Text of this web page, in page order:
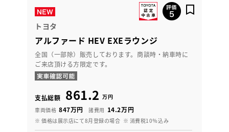
トヨタ
アルファード HEV EXEラウンジ
全国（一部除）販売しております。商談時・納車時に
ご来店頂ける方限定です。
支払総額 861.2 万円
車両価格 847万円 諸費用 14.2万円
※ 価格は展示店にて8月登録の場合 ※ 消費税10％込み